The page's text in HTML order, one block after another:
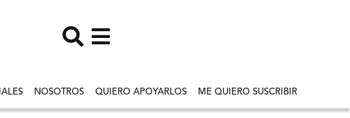
NOSOTROS QUIERO APOYARLOS ME QUIERO SUSCRIBIR